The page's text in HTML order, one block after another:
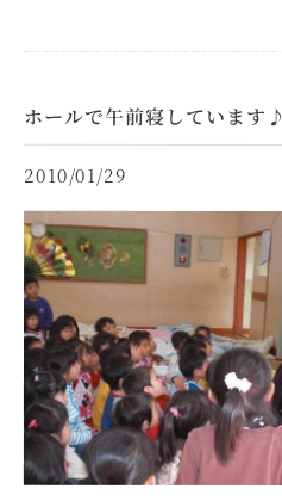
ホールで午前寝しています♪
2010/01/29